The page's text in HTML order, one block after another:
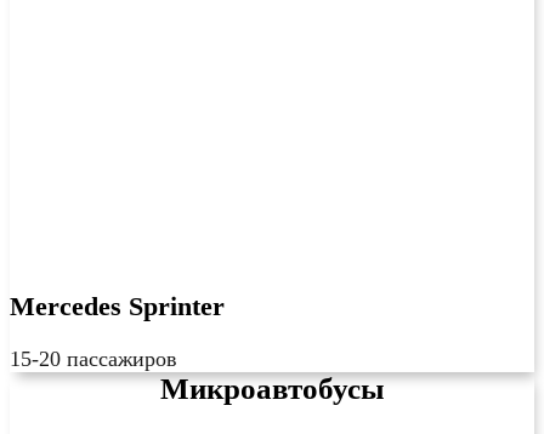
Mercedes Sprinter
15-20 пассажиров
Микроавтобусы